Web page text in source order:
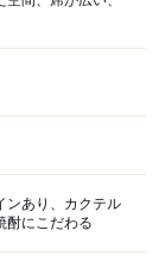
ンあり、カクテル
酎にこだわる